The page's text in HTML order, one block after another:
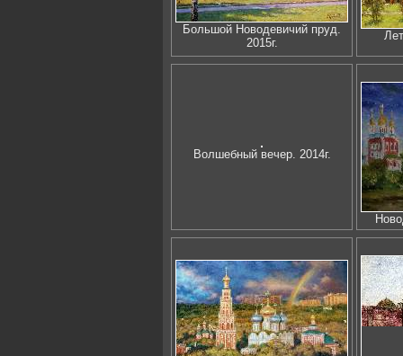
Большой Новодевичий пруд.
2015г.
Волшебный вечер. 2014г.